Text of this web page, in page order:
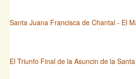
Santa Juana Francisca de Chantal - El
El Triunfo Final de la Asuncin de la